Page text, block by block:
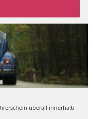
überall innerhalb